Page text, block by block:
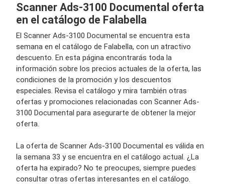
Scanner Ads-3100 Documental oferta
en el catálogo de Falabella
El Scanner Ads-3100 Documental se encuentra esta
semana en el catálogo de Falabella, con un atractivo
descuento. En esta página encontrarás toda la
información sobre los precios actuales de la oferta, las
condiciones de la promoción y los descuentos
especiales. Revisa el catálogo y mira también otras
ofertas y promociones relacionadas con Scanner Ads-
3100 Documental para asegurarte de obtener la mejor
oferta.
La oferta de Scanner Ads-3100 Documental es válida en
la semana 33 y se encuentra en el catálogo actual. ¿La
oferta ha expirado? No te preocupes, siempre puedes
consultar otras ofertas interesantes en el catálogo.